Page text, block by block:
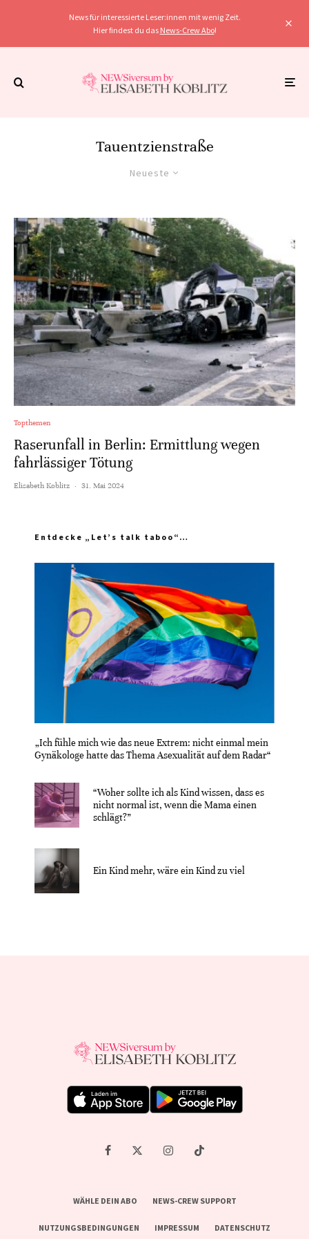
News für interessierte Leser:innen mit wenig Zeit.
Hier findest du das News-Crew Abo!
Tauentzienstraße
Neueste
Topthemen
Raserunfall in Berlin: Ermittlung wegen
fahrlässiger Tötung
Elisabeth Koblitz · 31. Mai 2024
Entdecke „Let’s talk taboo“…
„Ich fühle mich wie das neue Extrem: nicht einmal mein
Gynäkologe hatte das Thema Asexualität auf dem Radar“
“Woher sollte ich als Kind wissen, dass es
nicht normal ist, wenn die Mama einen
schlägt?”
Ein Kind mehr, wäre ein Kind zu viel
WÄHLE DEIN ABO NEWS-CREW SUPPORT
NUTZUNGSBEDINGUNGEN IMPRESSUM DATENSCHUTZ